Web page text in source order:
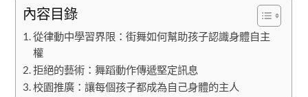
內容目錄
從律動中學習界限：街舞如何幫助孩子認識身體自主
權
拒絕的藝術：舞蹈動作傳遞堅定訊息
校園推廣：讓每個孩子都成為自己身體的主人